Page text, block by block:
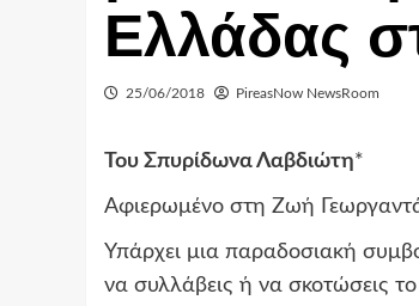
Ελλάδας
25/06/2018 PireasNow NewsRoom
Του Σπυρίδωνα Λαβδιώτη*
Αφιερωμένο στη Ζωή
Υπάρχει μια παραδοσιακή
να συλλάβεις ή να σκοτώσεις